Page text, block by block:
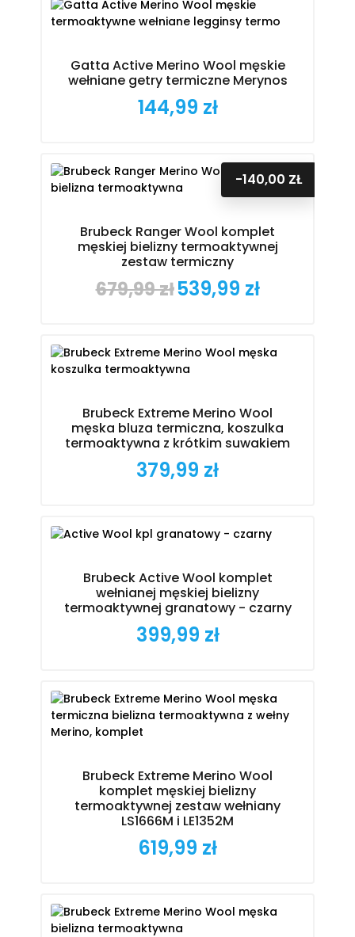
Gatta Active Merino Wool męskie
wełniane getry termiczne Merynos
Cena
144,99 zł
Brubeck Ranger Wool komplet
męskiej bielizny termoaktywnej
zestaw termiczny
Cena
679,99 zł
-140,00 ZŁ
Cena
539,99 zł
Brubeck Extreme Merino Wool
męska bluza termiczna, koszulka
termoaktywna z krótkim suwakiem
Cena
379,99 zł
Brubeck Active Wool komplet
wełnianej męskiej bielizny
termoaktywnej granatowy - czarny
Cena
399,99 zł
Brubeck Extreme Merino Wool
komplet męskiej bielizny
termoaktywnej zestaw wełniany
LS1666M i LE1352M
Cena
619,99 zł